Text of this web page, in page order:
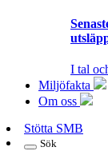
I tal
Miljöfakta
Om oss
Stötta SMB
Sök